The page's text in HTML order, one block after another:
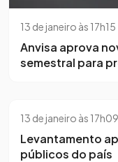
13 de janeiro às 17h15
Anvisa aprova
semestral para
13 de janeiro às 17h09
Levantamento
públicos do país